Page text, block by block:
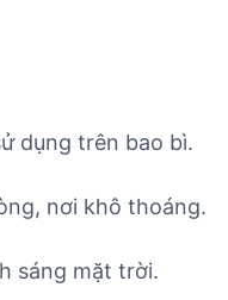
dụng trên bao bì.
nơi khô thoáng.
sáng mặt trời.